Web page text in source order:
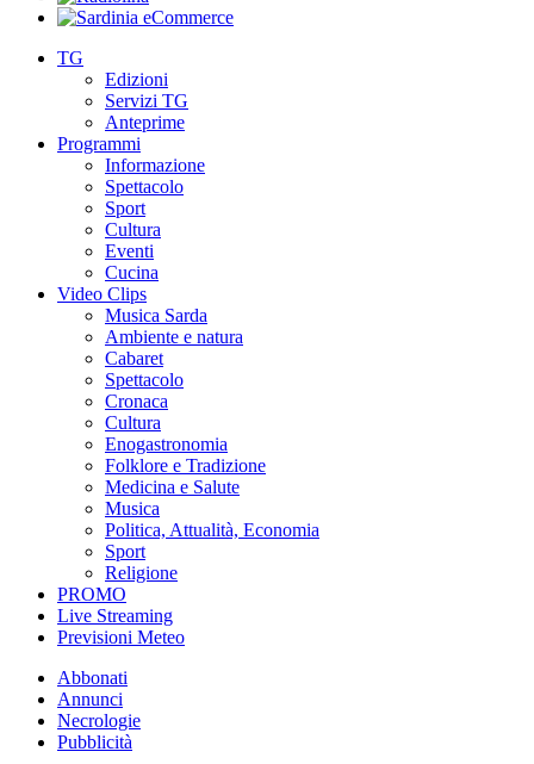
TG
Edizioni
Servizi TG
Anteprime
Programmi
Informazione
Spettacolo
Sport
Cultura
Eventi
Cucina
Video Clips
Musica Sarda
Ambiente e natura
Cabaret
Spettacolo
Cronaca
Cultura
Enogastronomia
Folklore e Tradizione
Medicina e Salute
Musica
Politica, Attualità, Economia
Sport
Religione
PROMO
Live Streaming
Previsioni Meteo
Abbonati
Annunci
Necrologie
Pubblicità